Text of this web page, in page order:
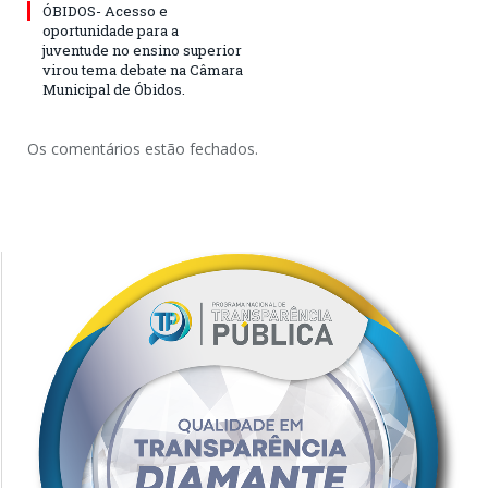
ÓBIDOS- Acesso e
oportunidade para a
juventude no ensino superior
virou tema debate na Câmara
Municipal de Óbidos.
Os comentários estão fechados.